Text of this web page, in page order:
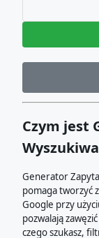
Czym jest
Generator
pomaga tworzyć
Google przy
pozwalają
czego szukasz,